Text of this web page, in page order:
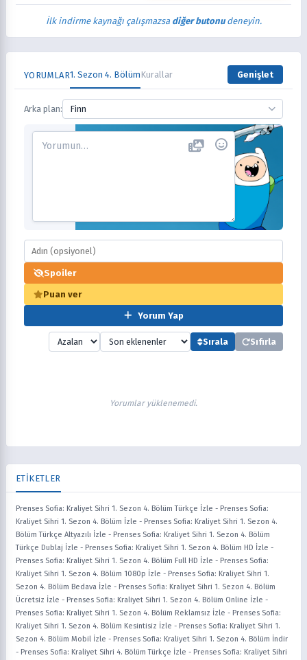
İlk indirme kaynağı çalışmazsa diğer butonudeneyin.
YORUMLAR1. Sezon 4. BölümKurallar Genişlet
Arka plan: Finn
Spoiler
Puan ver
Yorum Yap
Sırala Sıfırla
Yorumlar yüklenemedi.
ETİKETLER
Prenses Sofia: Kraliyet Sihri 1. Sezon 4. Bölüm Türkçe İzle - Prenses Sofia:
Kraliyet Sihri 1. Sezon 4. Bölüm İzle - Prenses Sofia: Kraliyet Sihri 1. Sezon 4.
Bölüm Türkçe Altyazılı İzle - Prenses Sofia: Kraliyet Sihri 1. Sezon 4. Bölüm
Türkçe Dublaj İzle - Prenses Sofia: Kraliyet Sihri 1. Sezon 4. Bölüm HD İzle -
Prenses Sofia: Kraliyet Sihri 1. Sezon 4. Bölüm Full HD İzle - Prenses Sofia:
Kraliyet Sihri 1. Sezon 4. Bölüm 1080p İzle - Prenses Sofia: Kraliyet Sihri 1.
Sezon 4. Bölüm Bedava İzle - Prenses Sofia: Kraliyet Sihri 1. Sezon 4. Bölüm
Ücretsiz İzle - Prenses Sofia: Kraliyet Sihri 1. Sezon 4. Bölüm Online İzle -
Prenses Sofia: Kraliyet Sihri 1. Sezon 4. Bölüm Reklamsız İzle - Prenses Sofia:
Kraliyet Sihri 1. Sezon 4. Bölüm Kesintisiz İzle - Prenses Sofia: Kraliyet Sihri 1.
Sezon 4. Bölüm Mobil İzle - Prenses Sofia: Kraliyet Sihri 1. Sezon 4. Bölüm İndir
- Prenses Sofia: Kraliyet Sihri 4. Bölüm Türkçe İzle - Prenses Sofia: Kraliyet Sihri